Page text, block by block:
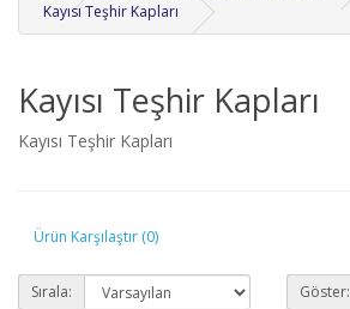
Kayısı Teşhir Kapları
Kayısı Teşhir Kapları
Kayısı Teşhir Kapları
Ürün Karşılaştır (0)
Sırala: Göster: